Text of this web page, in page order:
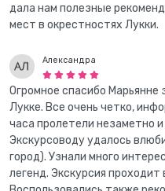
дала нам полезные
мест в окрестностях Лукки.
Александра
Огромное спасибо Марьянне
Лукке. Все очень четко,
часа пролетели незаметно
Экскурсоводу удалось
город). Узнали много
легенд. Экскурсия